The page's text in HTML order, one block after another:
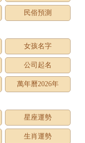
民俗預測
女孩名字
公司起名
萬年曆2026年
星座運勢
生肖運勢